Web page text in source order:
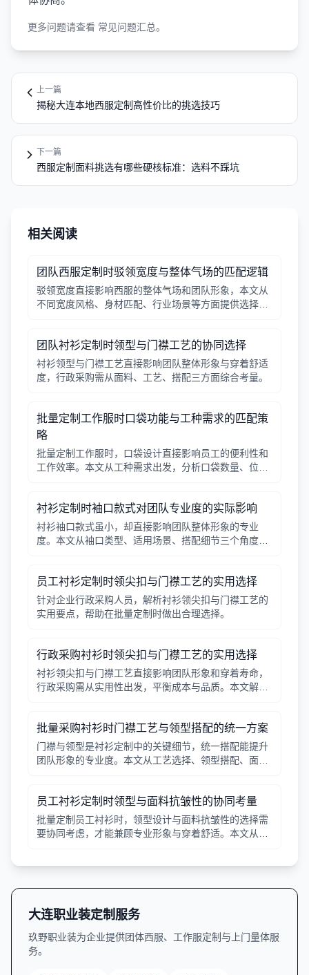
更多问题请查看 常见问题汇总。
上一篇
揭秘大连本地西服定制高性价比的挑选技巧
下一篇
西服定制面料挑选有哪些硬核标准：选料不踩坑
相关阅读
团队西服定制时驳领宽度与整体气场的匹配逻辑
驳领宽度直接影响西服的整体气场和团队形象，本文从
不同宽度风格、身材匹配、行业场景等方面提供选择逻
团队衬衫定制时领型与门襟工艺的协同选择
衬衫领型与门襟工艺直接影响团队整体形象与穿着舒适
度，行政采购需从面料、工艺、搭配三方面综合考量。
批量定制工作服时口袋功能与工种需求的匹配策
略
批量定制工作服时，口袋设计直接影响员工的便利性和
工作效率。本文从工种需求出发，分析口袋数量、位
衬衫定制时袖口款式对团队专业度的实际影响
衬衫袖口款式虽小，却直接影响团队整体形象的专业
度。本文从袖口类型、适用场景、搭配细节三个角度，
员工衬衫定制时领尖扣与门襟工艺的实用选择
针对企业行政采购人员，解析衬衫领尖扣与门襟工艺的
实用要点，帮助在批量定制时做出合理选择。
行政采购衬衫时领尖扣与门襟工艺的实用选择
衬衫领尖扣与门襟工艺直接影响团队形象和穿着寿命，
行政采购需从实用性出发，平衡成本与品质。本文解析
批量采购衬衫时门襟工艺与领型搭配的统一方案
门襟与领型是衬衫定制中的关键细节，统一搭配能提升
团队形象的专业度。本文从工艺选择、领型搭配、面料
员工衬衫定制时领型与面料抗皱性的协同考量
批量定制员工衬衫时，领型设计与面料抗皱性的选择需
要协同考虑，才能兼顾专业形象与穿着舒适。本文从领
大连职业装定制服务
玖野职业装为企业提供团体西服、工作服定制与上门量体服
务。